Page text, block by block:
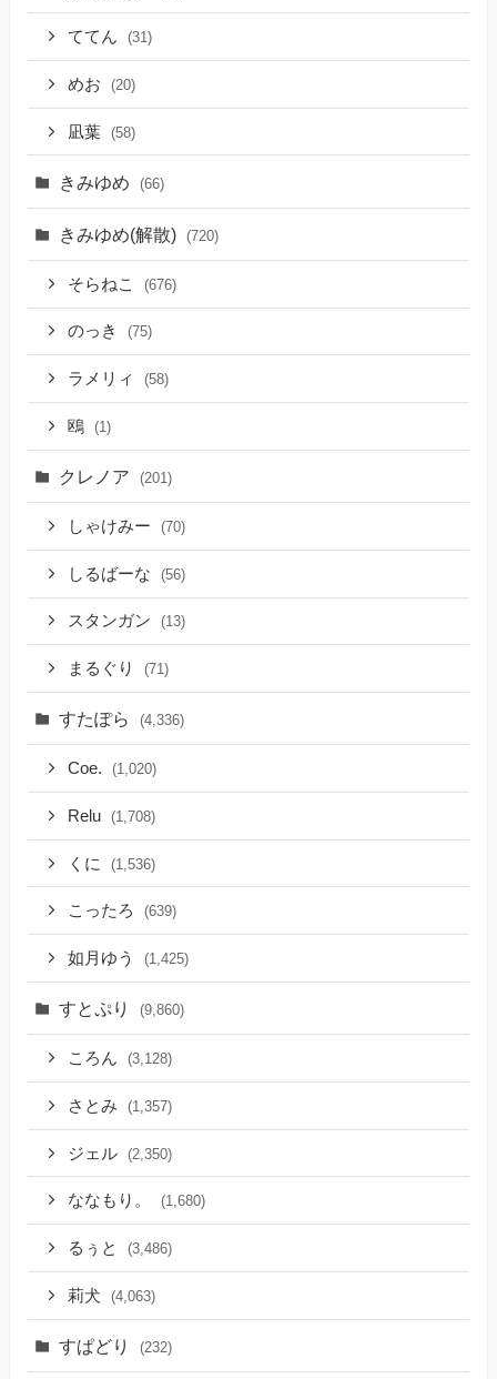
ててん (31)
めお (20)
凪葉 (58)
きみゆめ (66)
きみゆめ(解散) (720)
そらねこ (676)
のっき (75)
ラメリィ (58)
鴎 (1)
クレノア (201)
しゃけみー (70)
しるばーな (56)
スタンガン (13)
まるぐり (71)
すたぽら (4,336)
Coe. (1,020)
Relu (1,708)
くに (1,536)
こったろ (639)
如月ゆう (1,425)
すとぷり (9,860)
ころん (3,128)
さとみ (1,357)
ジェル (2,350)
ななもり。 (1,680)
るぅと (3,486)
莉犬 (4,063)
すぱどり (232)